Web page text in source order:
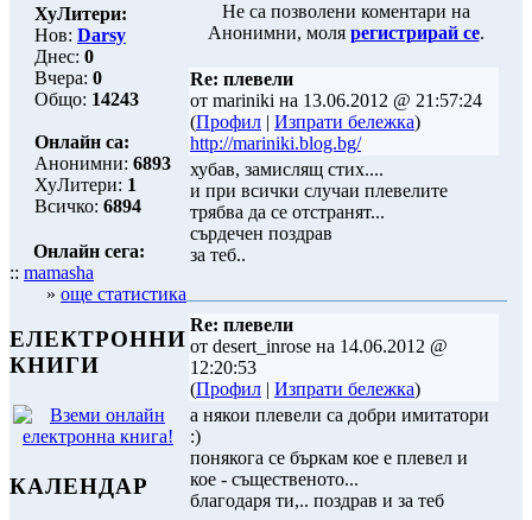
ХуЛитери:
Нов: Darsy
Днес: 0
Вчера: 0
Общо: 14243
Онлайн са:
Анонимни: 6893
ХуЛитери: 1
Всичко: 6894
Онлайн сега:
:: mamasha
» още статистика
ЕЛЕКТРОННИ
КНИГИ
КАЛЕНДАР
Не са позволени коментари на
Анонимни, моля регистрирай се.
Re: плевели
от mariniki на 13.06.2012 @ 21:57:24
(Профил | Изпрати бележка)
http://mariniki.blog.bg/
хубав, замислящ стих....
и при всички случаи плевелите
трябва да се отстранят...
сърдечен поздрав
за теб..
Re: плевели
от desert_inrose на 14.06.2012 @
12:20:53
(Профил | Изпрати бележка)
а някои плевели са добри имитатори
:)
понякога се бъркам кое е плевел и
кое - същественото...
благодаря ти,.. поздрав и за теб